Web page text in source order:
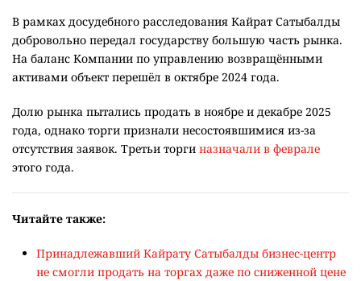
В рамках досудебного расследования Кайрат Сатыбалды
добровольно передал государству большую часть рынка.
На баланс Компании по управлению возвращёнными
активами объект перешёл в октябре 2024 года.
Долю рынка пытались продать в ноябре и декабре 2025
года, однако торги признали несостоявшимися из-за
отсутствия заявок. Третьи торги назначали в феврале
этого года.
Читайте также:
Принадлежавший Кайрату Сатыбалды бизнес-центр
не смогли продать на торгах даже по сниженной цене